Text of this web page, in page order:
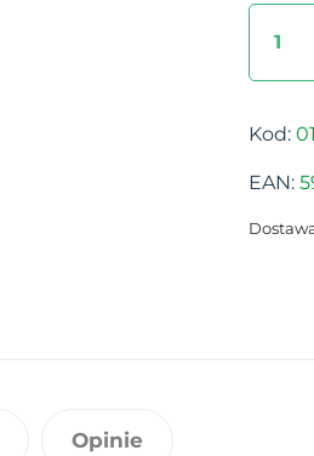
Kod:
EAN:
Opinie